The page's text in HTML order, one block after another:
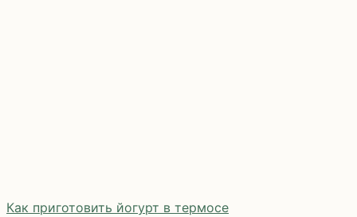
Как приготовить йогурт в термосе